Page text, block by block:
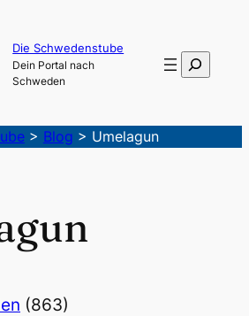
Die Schwedenstube
Dein Portal nach
Schweden
Suchen
> Blog > Umelagun
(863)